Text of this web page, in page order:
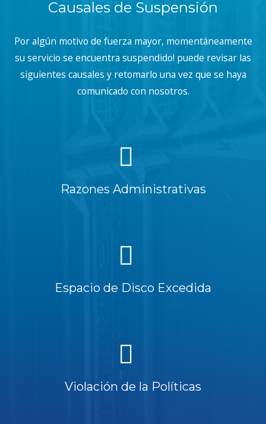
Causales de Suspensión
Por algún motivo de fuerza mayor, momentáneamente
su servicio se encuentra suspendido! puede revisar las
siguientes causales y retomarlo una vez que se haya
comunicado con nosotros.
Razones Administrativas
Espacio de Disco Excedida
Violación de la Políticas